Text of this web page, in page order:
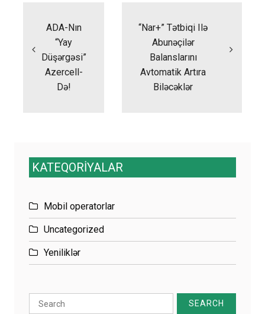
ADA-Nın
“Yay
Düşərgəsi”
Azercell-
Də!
“Nar+” Tətbiqi Ilə
Abunəçilər
Balanslarını
Avtomatik Artıra
Biləcəklər
KATEQORİYALAR
Mobil operatorlar
Uncategorized
Yeniliklər
Search